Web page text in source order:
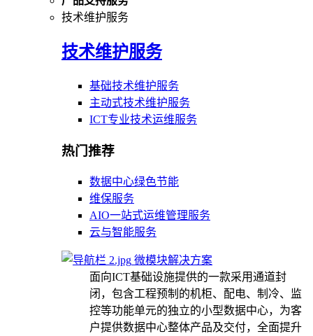
技术维护服务
技术维护服务
基础技术维护服务
主动式技术维护服务
ICT专业技术运维服务
热门推荐
数据中心绿色节能
维保服务
AIO一站式运维管理服务
云与智能服务
微模块解决方案
面向ICT基础设施提供的一款采用通道封
闭，包含工程预制的机柜、配电、制冷、监
控等功能单元的独立的小型数据中心，为客
户提供数据中心整体产品及交付，全面提升